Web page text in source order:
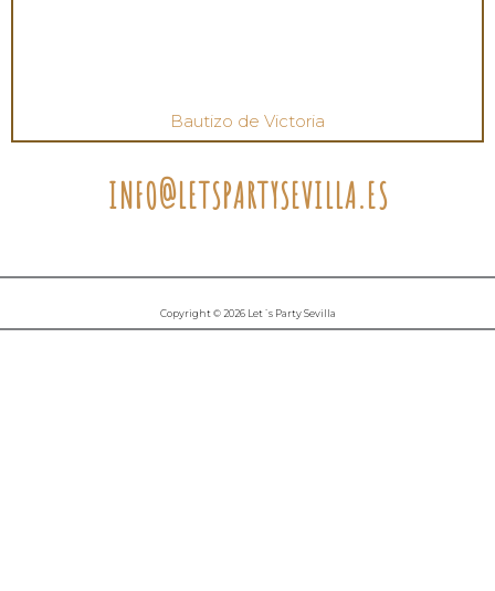
Bautizo de Victoria
INFO@LETSPARTYSEVILLA.ES
Copyright © 2026 Let´s Party Sevilla